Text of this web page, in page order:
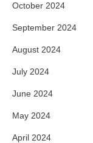
October 2024
September 2024
August 2024
July 2024
June 2024
May 2024
April 2024